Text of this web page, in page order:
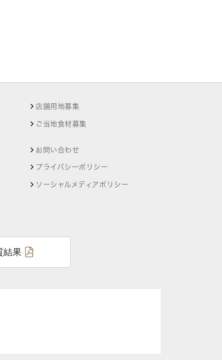
店舗用地募集
ご当地食材募集
お問い合わせ
プライバシーポリシー
ソーシャルメディアポリシー
結果